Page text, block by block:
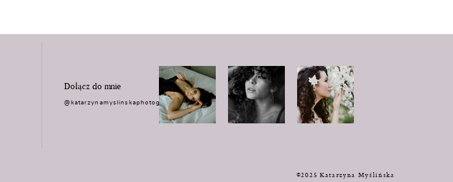
Dołącz do mnie
@katarzynamyslinskaphotography
©2025 Katarzyna Myślińska